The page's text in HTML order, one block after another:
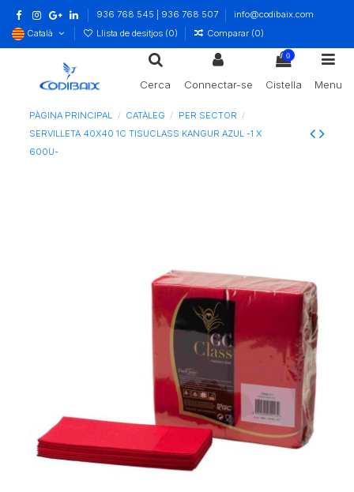
936 768 545 | 936 768 507
info@codibaix.com
Català
Llista de desitjos (0) Comparar (0)
Cerca Connectar-se
0
Cistella Menu
PÀGINA PRINCIPAL CATÀLEG
PER SECTOR
SERVILLETA 40X40 1C TISUCLASS KANGUR AZUL -1 X
600U-